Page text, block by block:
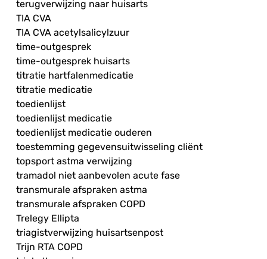
terugverwijzing naar huisarts
TIA CVA
TIA CVA acetylsalicylzuur
time-outgesprek
time-outgesprek huisarts
titratie hartfalenmedicatie
titratie medicatie
toedienlijst
toedienlijst medicatie
toedienlijst medicatie ouderen
toestemming gegevensuitwisseling cliënt
topsport astma verwijzing
tramadol niet aanbevolen acute fase
transmurale afspraken astma
transmurale afspraken COPD
Trelegy Ellipta
triagistverwijzing huisartsenpost
Trijn RTA COPD